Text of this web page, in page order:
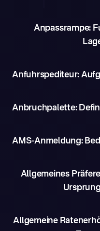
Anpassrampe:
Anfuhrspediteur:
Anbruchpalette:
AMS-Anmeldung:
Allgemeines
Allgemeine